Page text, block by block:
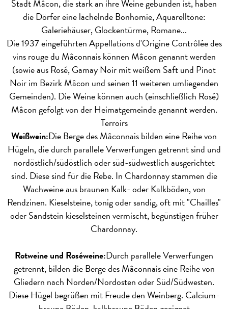
Stadt Mâcon, die stark an ihre Weine gebunden ist, haben
die Dörfer eine lächelnde Bonhomie, Aquarelltöne:
Galeriehäuser, Glockentürme, Romane...
Die 1937 eingeführten Appellations d'Origine Contrôlée des
vins rouge du Mâconnais können Mâcon genannt werden
(sowie aus Rosé, Gamay Noir mit weißem Saft und Pinot
Noir im Bezirk Mâcon und seinen 11 weiteren umliegenden
Gemeinden). Die Weine können auch (einschließlich Rosé)
Mâcon gefolgt von der Heimatgemeinde genannt werden.
Terroirs
Weißwein:Die Berge des Mâconnais bilden eine Reihe von
Hügeln, die durch parallele Verwerfungen getrennt sind und
nordöstlich/südöstlich oder süd-südwestlich ausgerichtet
sind. Diese sind für die Rebe. In Chardonnay stammen die
Wachweine aus braunen Kalk- oder Kalkböden, von
Rendzinen. Kieselsteine, tonig oder sandig, oft mit "Chailles"
oder Sandstein kieselsteinen vermischt, begünstigen früher
Chardonnay.
Rotweine und Roséweine:Durch parallele Verwerfungen
getrennt, bilden die Berge des Mâconnais eine Reihe von
Gliedern nach Norden/Nordosten oder Süd/Südwesten.
Diese Hügel begrüßen mit Freude den Weinberg. Calcium-